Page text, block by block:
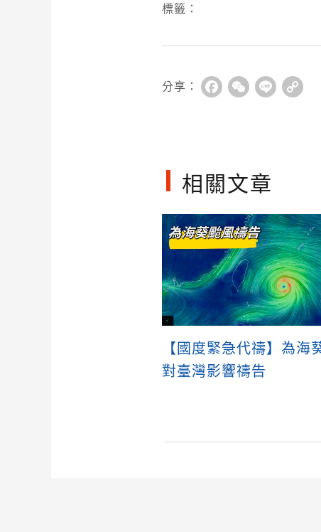
標籤：
分享： FacebookWeChat
Line
相關文章
【國度緊急代禱】為海
對臺灣影響禱告